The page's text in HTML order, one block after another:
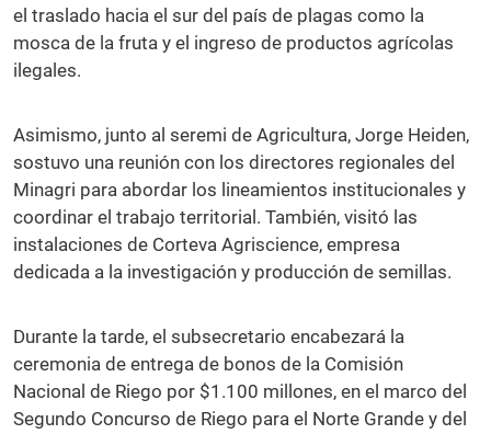
el traslado hacia el sur del país de plagas como la
mosca de la fruta y el ingreso de productos agrícolas
ilegales.
Asimismo, junto al seremi de Agricultura, Jorge Heiden,
sostuvo una reunión con los directores regionales del
Minagri para abordar los lineamientos institucionales y
coordinar el trabajo territorial. También, visitó las
instalaciones de Corteva Agriscience, empresa
dedicada a la investigación y producción de semillas.
Durante la tarde, el subsecretario encabezará la
ceremonia de entrega de bonos de la Comisión
Nacional de Riego por $1.100 millones, en el marco del
Segundo Concurso de Riego para el Norte Grande y del